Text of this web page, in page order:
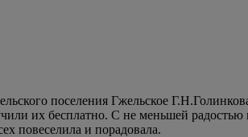
поселения Гжельское
их бесплатно. С не меньшей радостью
повеселила и порадовала.